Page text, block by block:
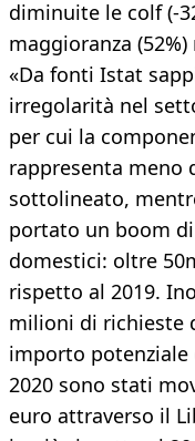
diminuite le colf (-
maggioranza
«Da fonti Istat
irregolarità nel
per cui la
rappresenta meno
sottolineato,
portato un boom
domestici: oltre
rispetto al 2019.
milioni di richieste
importo potenziale
2020 sono stati
euro attraverso il